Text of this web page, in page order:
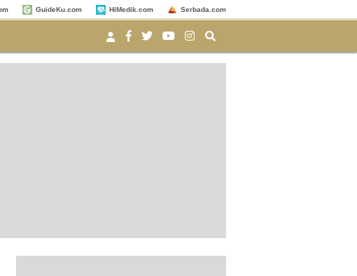
GuideKu.com HiMedik.com Serbada.com